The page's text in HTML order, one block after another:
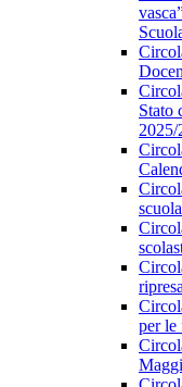
Stato
2025/
per le